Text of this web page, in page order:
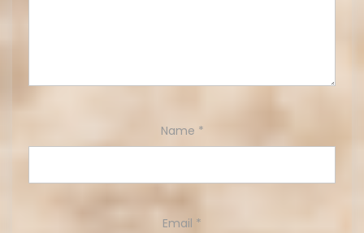
Name *
Email *